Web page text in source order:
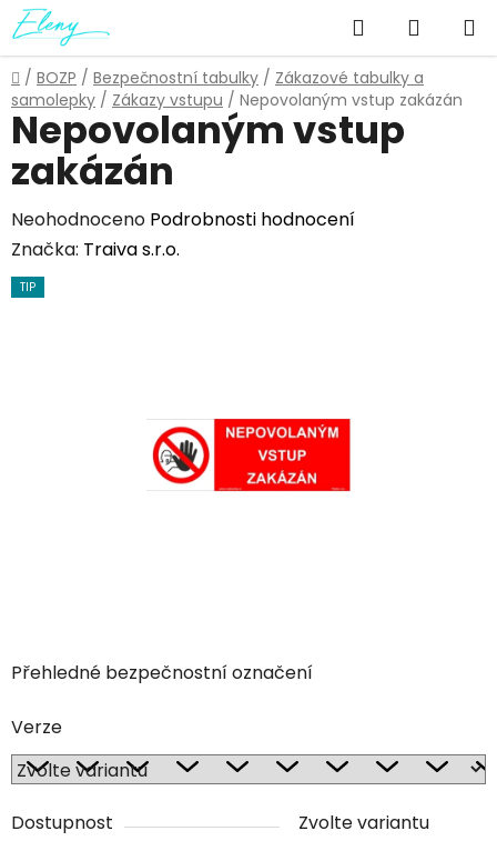
Přejít
na
obsah
Hledat
KOŠÍK
Domů
/ BOZP / Bezpečnostní tabulky / Zákazové tabulky a
samolepky / Zákazy vstupu / Nepovolaným vstup zakázán
Přehledné bezpečnostní označení
Verze
Dostupnost
Zvolte variantu
Nepovolaným vstup
zakázán
Průměrné
hodnocení
produktu
Neohodnoceno Podrobnosti hodnocení
Značka: Traiva s.r.o.
TIP